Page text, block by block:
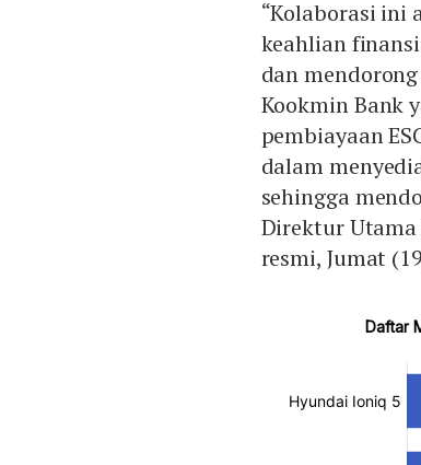
“Kolaborasi ini
keahlian
dan
Kookmin Bank
pembiayaan
dalam
sehingga
Direktur Utama
resmi, Jumat